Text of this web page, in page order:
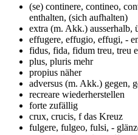
(se) continere, contineo,
enthalten, (sich aufhalten)
extra (m. Akk.) ausserhalb,
effugere, effugio, effugi, -
fidus, fida, fidum treu, treu
plus, pluris mehr
propius näher
adversus (m. Akk.) gegen,
recreare wiederherstellen
forte zufällig
crux, crucis, fdas Kreuz
fulgere, fulgeo, fulsi, -